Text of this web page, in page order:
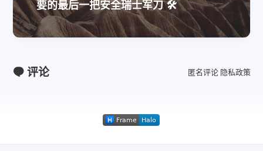
要的最后一把安全瑞士军刀 🛠️
评论 匿名评论 隐私政策